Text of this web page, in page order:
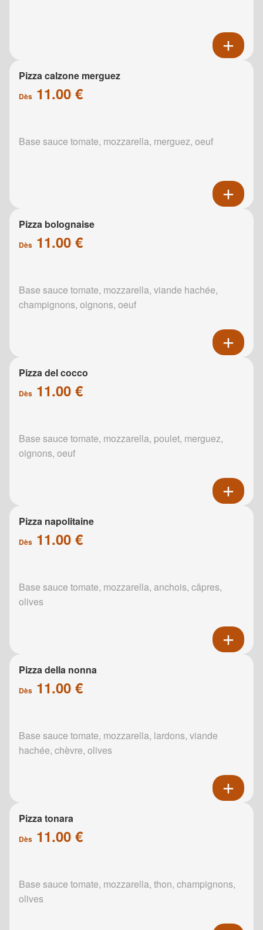
Pizza calzone merguez
Dès 11.00 €
Base sauce tomate, mozzarella, merguez, oeuf
Pizza bolognaise
Dès 11.00 €
Base sauce tomate, mozzarella, viande hachée,
champignons, oignons, oeuf
Pizza del cocco
Dès 11.00 €
Base sauce tomate, mozzarella, poulet, merguez,
oignons, oeuf
Pizza napolitaine
Dès 11.00 €
Base sauce tomate, mozzarella, anchois, câpres,
olives
Pizza della nonna
Dès 11.00 €
Base sauce tomate, mozzarella, lardons, viande
hachée, chèvre, olives
Pizza tonara
Dès 11.00 €
Base sauce tomate, mozzarella, thon, champignons,
olives